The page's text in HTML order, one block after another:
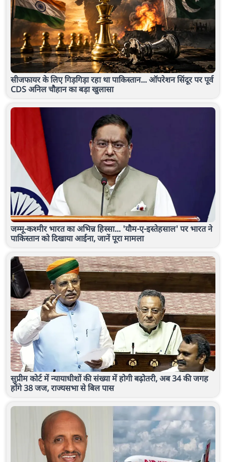
सीजफायर के लिए गिड़गिड़ा रहा था पाकिस्तान... ऑपरेशन सिंदूर पर पूर्व
CDS अनिल चौहान का बड़ा खुलासा
जम्मू-कश्मीर भारत का अभिन्न हिस्सा... 'यौम-ए-इस्तेहसाल' पर भारत ने
पाकिस्तान को दिखाया आईना, जानें पूरा मामला
सुप्रीम कोर्ट में न्यायाधीशों की संख्या में होगी बढ़ोतरी, अब 34 की जगह
होंगे 38 जज, राज्यसभा से बिल पास